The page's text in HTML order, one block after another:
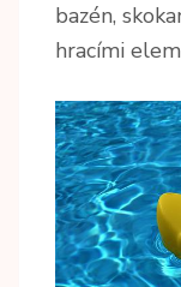
bazén,
hracími